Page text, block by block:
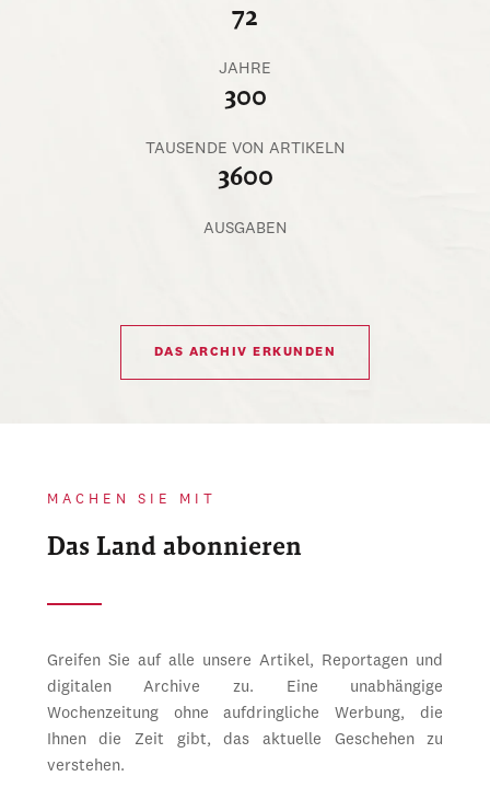
72
JAHRE
300
TAUSENDE VON ARTIKELN
3600
AUSGABEN
DAS ARCHIV ERKUNDEN
MACHEN SIE MIT
Das Land abonnieren
Greifen Sie auf alle unsere Artikel, Reportagen und
digitalen Archive zu. Eine unabhängige
Wochenzeitung ohne aufdringliche Werbung, die
Ihnen die Zeit gibt, das aktuelle Geschehen zu
verstehen.